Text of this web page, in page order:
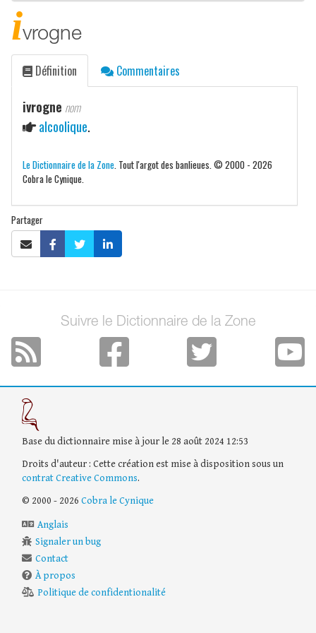
ivrogne
Définition Commentaires
ivrogne nom
alcoolique.
Le Dictionnaire de la Zone . Tout l'argot des banlieues. © 2000 - 2026
Cobra le Cynique.
Partager
Suivre le Dictionnaire de la Zone
Base du dictionnaire mise à jour le 28 août 2024 12:53
Droits d'auteur : Cette création est mise à disposition sous un
contrat Creative Commons.
© 2000 - 2026 Cobra le Cynique
Anglais
Signaler un bug
Contact
À propos
Politique de confidentionalité